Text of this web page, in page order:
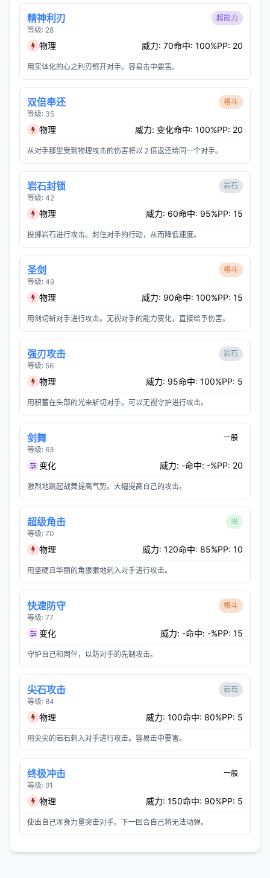
精神利刃
等级: 28
超能力
物理 威力: 70命中: 100%PP: 20
用实体化的心之利刃劈开对手。容易击中要害。
双倍奉还
等级: 35
格斗
物理 威力: 变化命中: 100%PP: 20
从对手那里受到物理攻击的伤害将以２倍返还给同一个对手。
岩石封锁
等级: 42
岩石
物理 威力: 60命中: 95%PP: 15
投掷岩石进行攻击。封住对手的行动，从而降低速度。
圣剑
等级: 49
格斗
物理 威力: 90命中: 100%PP: 15
用剑切斩对手进行攻击。无视对手的能力变化，直接给予伤害。
强刃攻击
等级: 56
岩石
物理 威力: 95命中: 100%PP: 5
用积蓄在头部的光来斩切对手。可以无视守护进行攻击。
剑舞
等级: 63
一般
变化 威力: -命中: -%PP: 20
激烈地跳起战舞提高气势。大幅提高自己的攻击。
超级角击
等级: 70
虫
物理 威力: 120命中: 85%PP: 10
用坚硬且华丽的角狠狠地刺入对手进行攻击。
快速防守
等级: 77
格斗
变化 威力: -命中: -%PP: 15
守护自己和同伴，以防对手的先制攻击。
尖石攻击
等级: 84
岩石
物理 威力: 100命中: 80%PP: 5
用尖尖的岩石刺入对手进行攻击。容易击中要害。
终极冲击
等级: 91
一般
物理 威力: 150命中: 90%PP: 5
使出自己浑身力量突击对手。下一回合自己将无法动弹。